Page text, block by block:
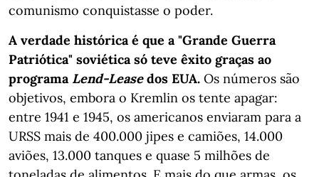
comunismo conquistasse o poder.
A verdade histórica é que a "Grande Guerra
Patriótica" soviética só teve êxito graças ao
programa Lend-Leasedos EUA. Os números são
objetivos, embora o Kremlin os tente apagar:
entre 1941 e 1945, os americanos enviaram para a
URSS mais de 400.000 jipes e camiões, 14.000
aviões, 13.000 tanques e quase 5 milhões de